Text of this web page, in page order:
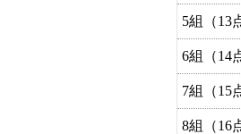
5組（13
6組（14
7組（15
8組（16